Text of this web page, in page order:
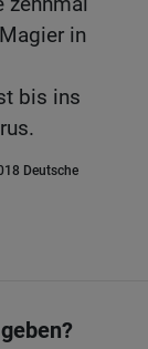
in
bis ins
Deutsche